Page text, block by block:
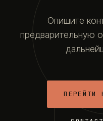
Опишите
предварительную
ПЕРЕЙТИ